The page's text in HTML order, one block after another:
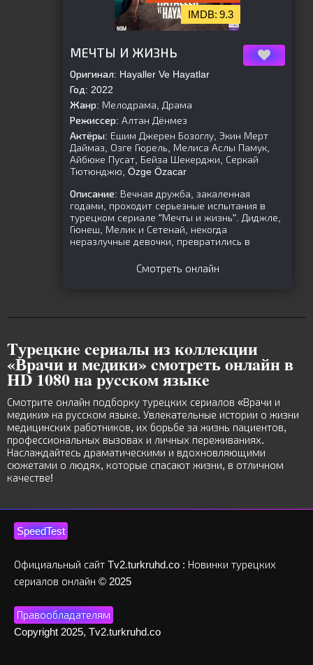
Tуpeцкиe cepиaлы из кoллeкции
«Вpaчи и мeдики» cмoтpeть oнлaйн в
HD 1080 нa pуccкoм языкe
Смотрите онлайн подборку турецких сериалов «Врачи и
медики» на русском языке. Увлекательные истории о жизни
медицинских работников, их борьбе за жизнь пациентов,
профессиональных вызовах и личных переживаниях.
Наслаждайтесь драматическими и вдохновляющими
сюжетами о людях, которые спасают жизни, в отличном
качестве!
9.3
МЕЧТЫ И ЖИЗНЬ
Оригинал: Hayaller Ve Hayatlar
Год: 2022
Жанр: Мелодрама, Драма
Режиссер: Алтан Дёнмез
Актёры: Ешим Джерен Бозоглу, Экин Мерт
Даймаз, Озге Гюрель, Мелиса Аслы Памук,
Айбюке Пусат, Бейза Шекерджи, Серкай
Тютюнджю, Özge Özacar
Описание: Вечная дружба, закаленная
годами, проходит серьезные испытания в
турецком сериале "Мечты и жизнь". Диджле,
Гюнеш, Мелик и Сетенай, некогда
неразлучные девочки, превратились в
Смотреть онлайн
SpeedTest
Официальный сайт Tv2.turkruhd.co : Новинки турецких
сериалов онлайн © 2025
Правообладателям
Copyright 2025, Tv2.turkruhd.co